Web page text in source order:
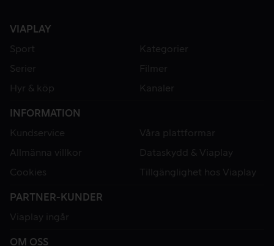
VIAPLAY
Sport
Kategorier
Serier
Filmer
Hyr & köp
Kanaler
INFORMATION
Kundservice
Våra plattformar
Allmänna villkor
Dataskydd & Viaplay
Cookies
Tillgänglighet hos Viaplay
PARTNER-KUNDER
Viaplay ingår
OM OSS